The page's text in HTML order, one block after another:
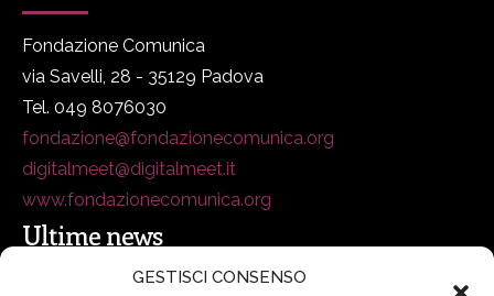
GESTISCI CONSENSO
Fondazione Comunica
via Savelli, 28 - 35129 Padova
Tel. 049 8076030
fondazione@fondazionecomunica.org
digitalmeet@digitalmeet.it
www.fondazionecomunica.org
Ultime news